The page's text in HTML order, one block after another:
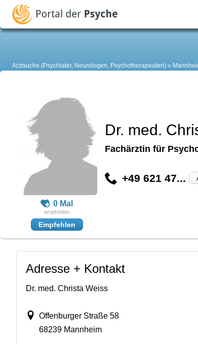
Arztsuche (Psychiater, Neurologen, Psychotherapeuten)
0 Mal
Empfehlen
Dr. med.
Fachärztin für
+49 621 47...
Adresse + Kontakt
Dr. med. Christa Weiss
Offenburger Straße 58
68239 Mannheim